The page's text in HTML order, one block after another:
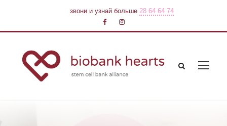
звони и узнай больше28 64 64 74